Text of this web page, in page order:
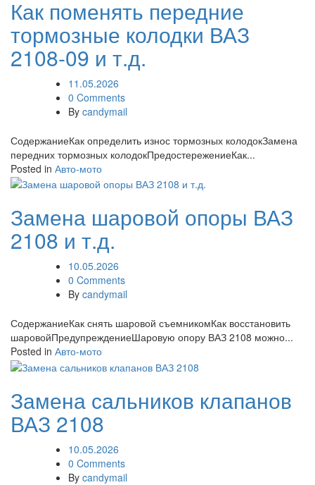
Как поменять передние
тормозные колодки ВАЗ
2108-09 и т.д.
11.05.2026
0 Comments
By candymail
СодержаниеКак определить износ тормозных колодокЗамена
передних тормозных колодокПредостережениеКак...
Posted in Авто-мото
Замена шаровой опоры ВАЗ
2108 и т.д.
10.05.2026
0 Comments
By candymail
СодержаниеКак снять шаровой съемникомКак восстановить
шаровойПредупреждениеШаровую опору ВАЗ 2108 можно...
Posted in Авто-мото
Замена сальников клапанов
ВАЗ 2108
10.05.2026
0 Comments
By candymail